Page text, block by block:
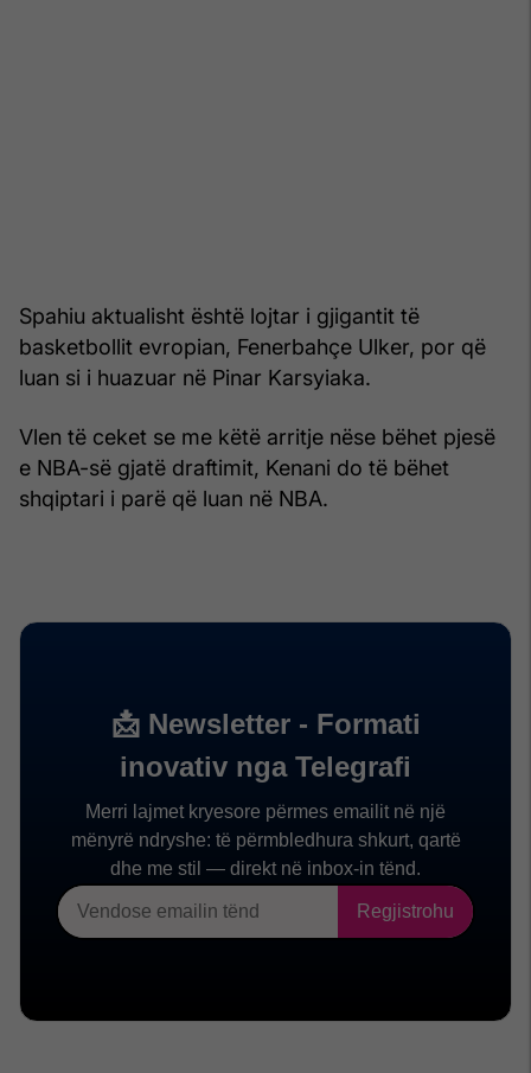
Spahiu aktualisht është lojtar i gjigantit të
basketbollit evropian, Fenerbahçe Ulker, por që
luan si i huazuar në Pinar Karsyiaka.
Vlen të ceket se me këtë arritje nëse bëhet pjesë
e NBA-së gjatë draftimit, Kenani do të bëhet
shqiptari i parë që luan në NBA.